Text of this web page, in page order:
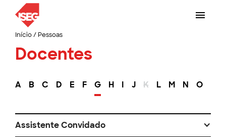
Início/ Pessoas
Docentes
A B C D E F G H I J K L M N O
Assistente Convidado